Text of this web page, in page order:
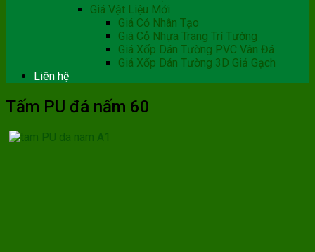
Giá Vật Liệu Mới
Giá Cỏ Nhân Tạo
Giá Cỏ Nhựa Trang Trí Tường
Giá Xốp Dán Tường PVC Vân Đá
Giá Xốp Dán Tường 3D Giả Gạch
Liên hệ
Tấm PU đá nấm 60